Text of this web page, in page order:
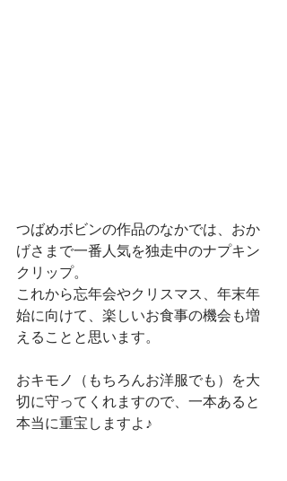
つばめボビンの作品のなかでは、おか
げさまで一番人気を独走中のナプキン
クリップ。
これから忘年会やクリスマス、年末年
始に向けて、楽しいお食事の機会も増
えることと思います。
おキモノ（もちろんお洋服でも）を大
切に守ってくれますので、一本あると
本当に重宝しますよ♪